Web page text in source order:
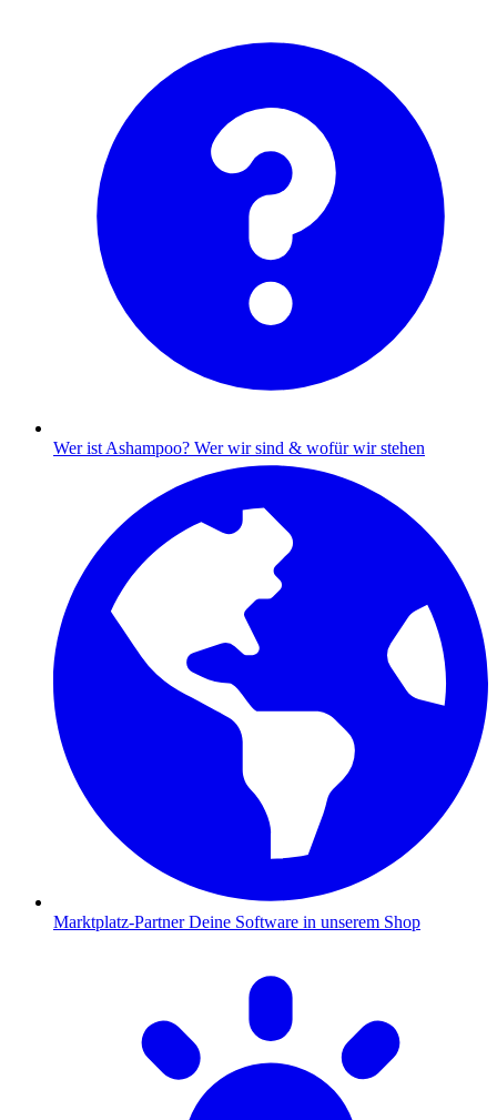
Wer ist Ashampoo? Wer wir sind & wofür wir stehen
Marktplatz-Partner Deine Software in unserem Shop